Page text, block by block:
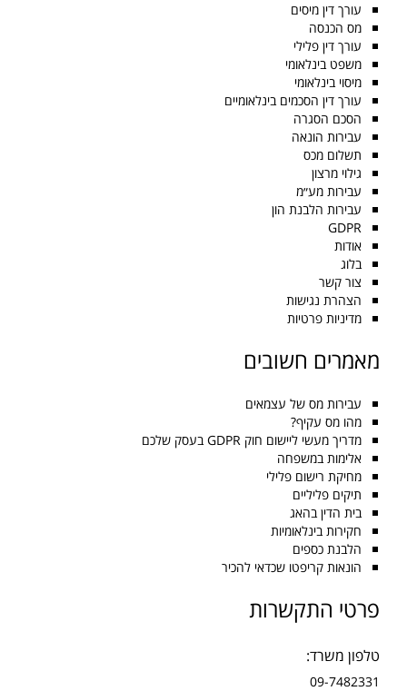
עורך דין מיסים
מס הכנסה
עורך דין פלילי
משפט בינלאומי
מיסוי בינלאומי
עורך דין הסכמים בינלאומיים
הסכם הסגרה
עבירות הונאה
תשלום מכס
גילוי מרצון
עבירות מע״מ
עבירות הלבנת הון
GDPR
אודות
בלוג
צור קשר
הצהרת נגישות
מדיניות פרטיות
מאמרים חשובים
עבירות מס של עצמאים
מהו מס עקיף?
מדריך מעשי ליישום חוק GDPR בעסק שלכם
אלימות במשפחה
מחיקת רישום פלילי
תיקים פליליים
בית הדין בהאג
חקירות בינלאומיות
הלבנת כספים
הונאות קריפטו שכדאי להכיר
פרטי התקשרות
טלפון משרד:
09-7482331